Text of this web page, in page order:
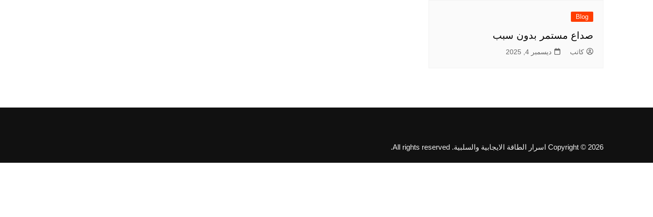
Blog
صداع مستمر بدون سبب
كاتب ديسمبر 4, 2025
Copyright © 2026 اسرار الطاقة الايجابية والسلبية. All rights reserved.